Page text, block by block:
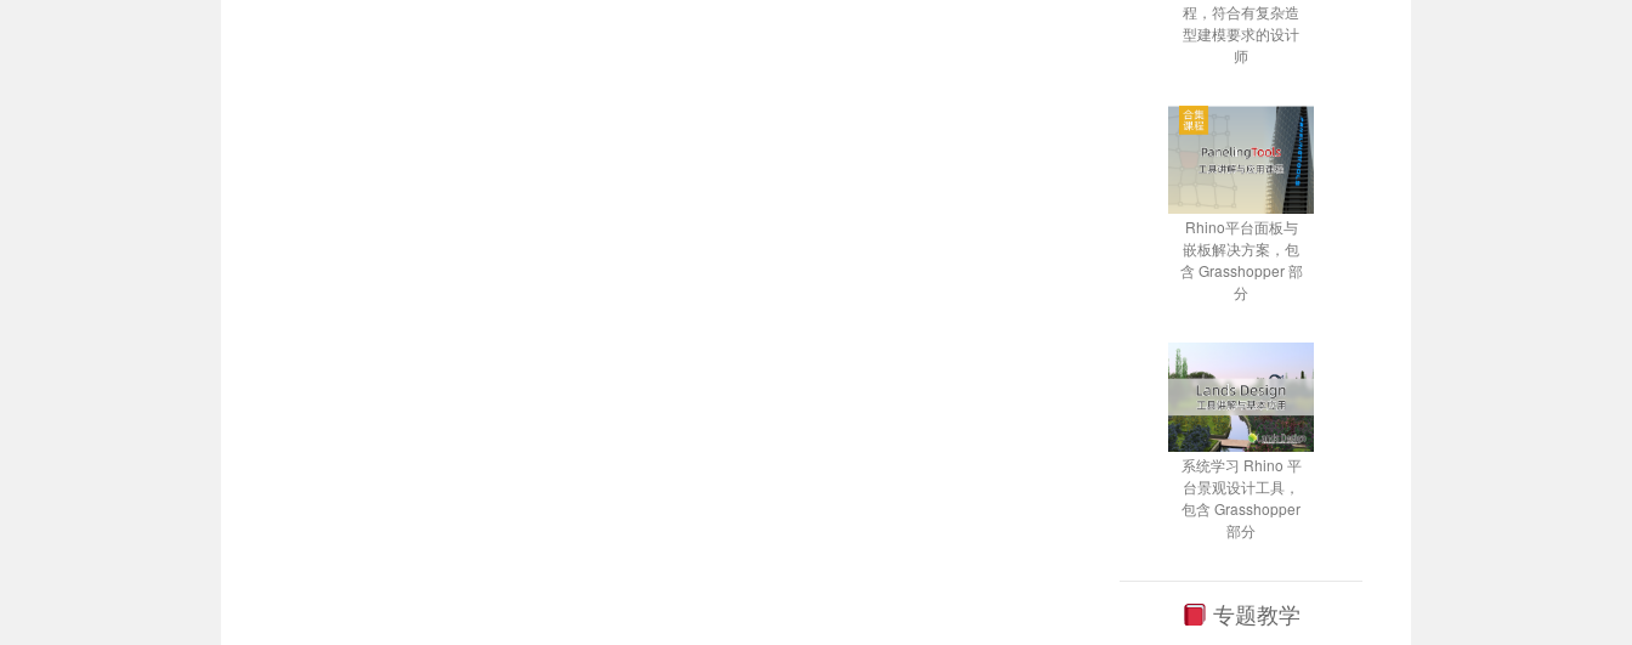
程，符合有复杂造
型建模要求的设计
师
Rhino平台面板与
嵌板解决方案，包
含 Grasshopper 部
分
系统学习 Rhino 平
台景观设计工具，
包含 Grasshopper
部分
专题教学